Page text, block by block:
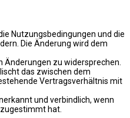
Nutzungsbedingungen und die
Die Änderung wird dem
Änderungen zu widersprechen.
das zwischen dem
Vertragsverhältnis mit
und verbindlich, wenn
hat.